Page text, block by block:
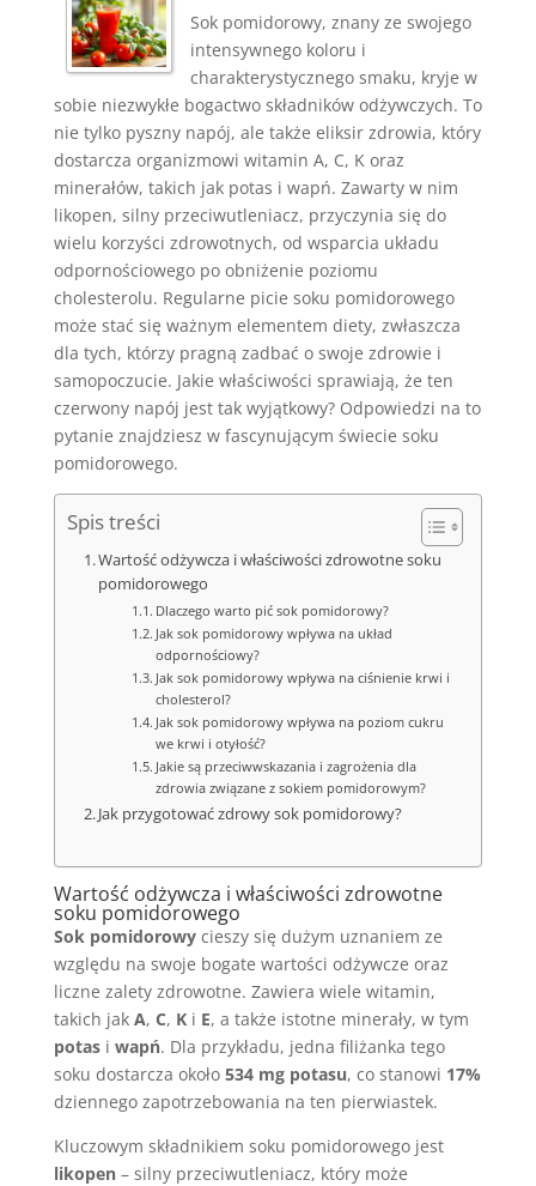
Sok pomidorowy, znany ze swojego
intensywnego koloru i
charakterystycznego smaku, kryje w
sobie niezwykłe bogactwo składników odżywczych. To
nie tylko pyszny napój, ale także eliksir zdrowia, który
dostarcza organizmowi witamin A, C, K oraz
minerałów, takich jak potas i wapń. Zawarty w nim
likopen, silny przeciwutleniacz, przyczynia się do
wielu korzyści zdrowotnych, od wsparcia układu
odpornościowego po obniżenie poziomu
cholesterolu. Regularne picie soku pomidorowego
może stać się ważnym elementem diety, zwłaszcza
dla tych, którzy pragną zadbać o swoje zdrowie i
samopoczucie. Jakie właściwości sprawiają, że ten
czerwony napój jest tak wyjątkowy? Odpowiedzi na to
pytanie znajdziesz w fascynującym świecie soku
pomidorowego.
Spis treści
Wartość odżywcza i właściwości zdrowotne soku
pomidorowego
Dlaczego warto pić sok pomidorowy?
Jak sok pomidorowy wpływa na układ
odpornościowy?
Jak sok pomidorowy wpływa na ciśnienie krwi i
cholesterol?
Jak sok pomidorowy wpływa na poziom cukru
we krwi i otyłość?
Jakie są przeciwwskazania i zagrożenia dla
zdrowia związane z sokiem pomidorowym?
Jak przygotować zdrowy sok pomidorowy?
Wartość odżywcza i właściwości zdrowotne
soku pomidorowego
Sok pomidorowycieszy się dużym uznaniem ze
względu na swoje bogate wartości odżywcze oraz
liczne zalety zdrowotne. Zawiera wiele witamin,
takich jak A, C, Ki E, a także istotne minerały, w tym
potasi wapń. Dla przykładu, jedna filiżanka tego
soku dostarcza około 534 mg potasu, co stanowi 17%
dziennego zapotrzebowania na ten pierwiastek.
Kluczowym składnikiem soku pomidorowego jest
likopen– silny przeciwutleniacz, który może